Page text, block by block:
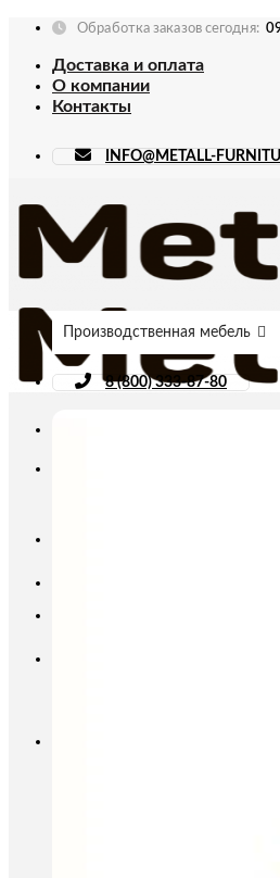
Skip
content
Обработка заказов сегодня:
Доставка и оплата
О компании
Контакты
INFO@METALL-
Производственная мебель
8 (800) 333-87-80